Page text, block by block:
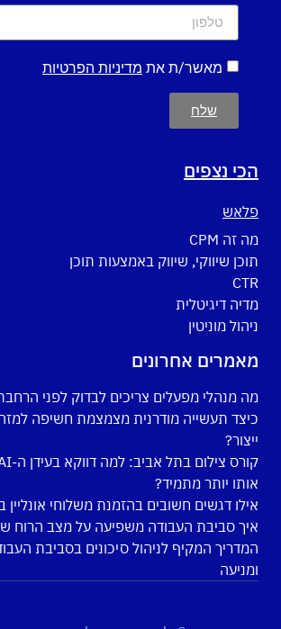
מאשר/ת את מדיניות הפרטיות
שלח
הכי נצפים
פלאש
מה זה CPM
תוכן שיווקי, שיווק באמצעות תוכן
CTR
מדיה דיגיטלית
ניהול מוניטין
מאמרים אחרונים
מה מנהלי מפעלים צריכים לבדוק לפני הרחבת
כיצד תעשייה מודרנית מצמצמת חשיפה
ייצור?
אותו יותר מתמיד?
אילו דגשים חשובים בהזמנת משלוחי אונליין
איך סביבת העבודה משפיעה על מצב הרוח
המדריך המקיף לניהול סיכונים בסביבת
ומניעה